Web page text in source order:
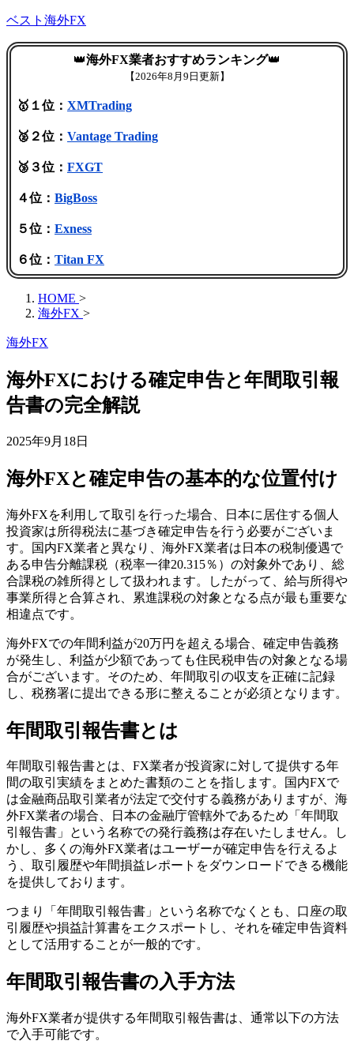
ベスト海外FX
👑海外FX業者おすすめランキング👑
【2026年8月9日更新】
🥇１位： XMTrading
🥈２位： Vantage Trading
🥉３位： FXGT
４位： BigBoss
５位： Exness
６位： Titan FX
HOME >
海外FX >
海外FX
海外FXにおける確定申告と年間取引報
告書の完全解説
2025年9月18日
海外FXと確定申告の基本的な位置付け
海外FXを利用して取引を行った場合、日本に居住する個人
投資家は所得税法に基づき確定申告を行う必要がございま
す。国内FX業者と異なり、海外FX業者は日本の税制優遇で
ある申告分離課税（税率一律20.315％）の対象外であり、総
合課税の雑所得として扱われます。したがって、給与所得や
事業所得と合算され、累進課税の対象となる点が最も重要な
相違点です。
海外FXでの年間利益が20万円を超える場合、確定申告義務
が発生し、利益が少額であっても住民税申告の対象となる場
合がございます。そのため、年間取引の収支を正確に記録
し、税務署に提出できる形に整えることが必須となります。
年間取引報告書とは
年間取引報告書とは、FX業者が投資家に対して提供する年
間の取引実績をまとめた書類のことを指します。国内FXで
は金融商品取引業者が法定で交付する義務がありますが、海
外FX業者の場合、日本の金融庁管轄外であるため「年間取
引報告書」という名称での発行義務は存在いたしません。し
かし、多くの海外FX業者はユーザーが確定申告を行えるよ
う、取引履歴や年間損益レポートをダウンロードできる機能
を提供しております。
つまり「年間取引報告書」という名称でなくとも、口座の取
引履歴や損益計算書をエクスポートし、それを確定申告資料
として活用することが一般的です。
年間取引報告書の入手方法
海外FX業者が提供する年間取引報告書は、通常以下の方法
で入手可能です。